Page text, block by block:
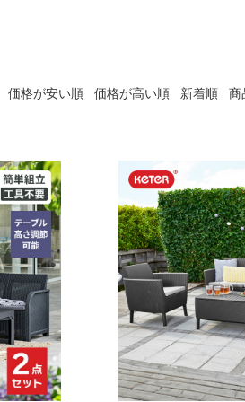
価格が安い順 価格が高い順 新着順 商